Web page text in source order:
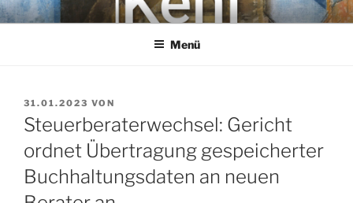
Zum
InhaltKEHL
Rechtsanwaltsgesellschaft mbH
Menü
VERÖFFENTLICHT
AM
31.01.2023 VON
Steuerberaterwechsel: Gericht
ordnet Übertragung gespeicherter
Buchhaltungsdaten an neuen